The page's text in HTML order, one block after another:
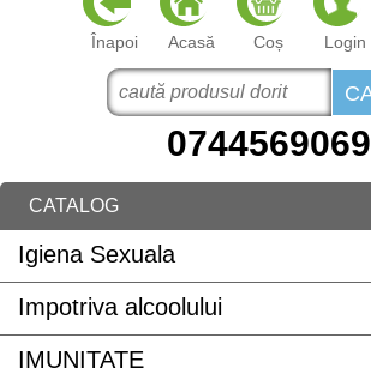
Înapoi Acasă Coș Login
0744569069
CATALOG
Igiena Sexuala
Impotriva alcoolului
IMUNITATE